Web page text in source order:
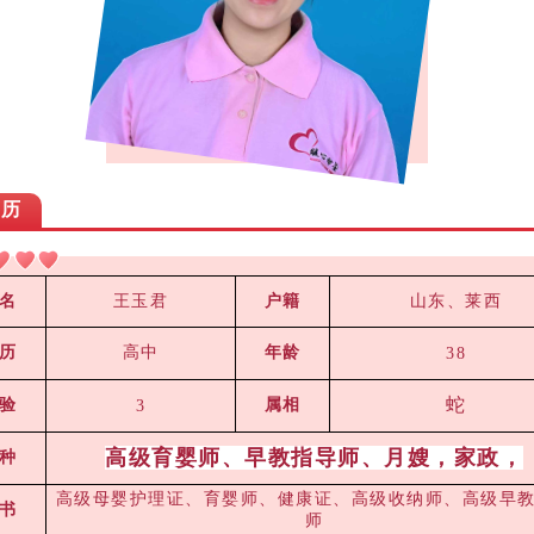
王玉君 户籍 山东、莱西
高中 年龄 38
3 属相 蛇
高级育婴师、早教指导师、月嫂，家政，
高级母婴护理证、育婴师、健康证、高级收纳师、高级早
师